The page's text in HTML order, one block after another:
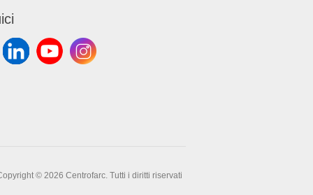
© 2026 Centrofarc. Tutti i diritti riservati